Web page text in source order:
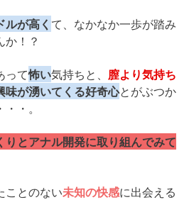
が高く て、なかなか一歩が踏み
か！？
って怖い気持ちと、 膣より気持ち
味が湧いてくる好奇心とがぶつか
・。
りとアナル開発に取り組んでみて
ことのない未知の快感に出会える